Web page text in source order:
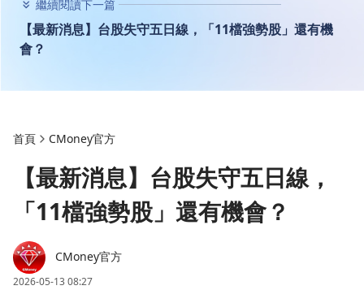
繼續閱讀下一篇
【最新消息】台股失守五日線，「11檔強勢股」還有機
會？
首頁 CMoney官方
【最新消息】台股失守五日線，
「11檔強勢股」還有機會？
CMoney官方
2026-05-13 08:27